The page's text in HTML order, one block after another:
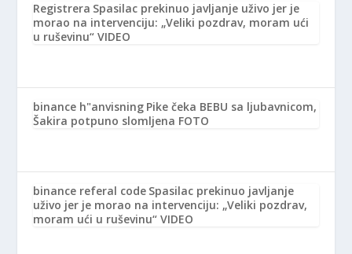
Registrera Spasilac prekinuo javljanje uživo jer je
morao na intervenciju: „Veliki pozdrav, moram ući
u ruševinu“ VIDEO
binance h"anvisning Pike čeka BEBU sa ljubavnicom,
Šakira potpuno slomljena FOTO
binance referal code Spasilac prekinuo javljanje
uživo jer je morao na intervenciju: „Veliki pozdrav,
moram ući u ruševinu“ VIDEO